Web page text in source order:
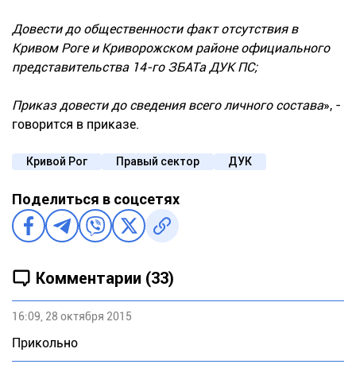
Довести до общественности факт отсутствия в
Кривом Роге и Криворожском районе официального
представительства 14-го ЗБАТа ДУК ПС;
Приказ довести до сведения всего личного состава», -
говорится в приказе.
Кривой Рог Правый сектор ДУК
Поделиться в соцсетях
Комментарии (33)
16:09, 28 октября 2015
Прикольно